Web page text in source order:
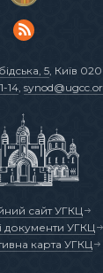
5, Київ
14,
сайт УГКЦ
документи УГКЦ
карта УГКЦ